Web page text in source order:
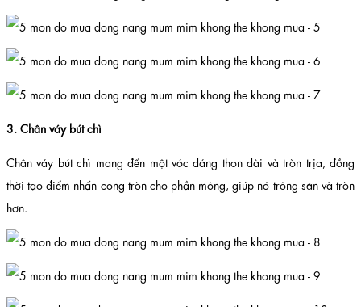
3. Chân váy bút chì
Chân váy bút chì mang đến một vóc dáng thon dài và tròn trịa, đồng
thời tạo điểm nhấn cong tròn cho phần mông, giúp nó trông săn và tròn
hơn.